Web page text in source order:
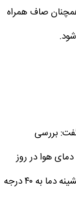
صاف همراه
بررسی
هوا در روز
آینده اندکی افزایش خواهد یافت و بیشینه دما به ۴۰ درجه